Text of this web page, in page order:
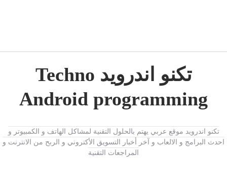
تكنو اندرويد Techno
Android programming
تكنو اندرويد موقع عربي يهتم بالحلول التقنية لمشاكل الهاتف و الكمبيوتر و
احدث البرامج و الالعاب و آخر أخبار التسويق الأكتروني و الربح من الانترنت و
المراجعات التقنية